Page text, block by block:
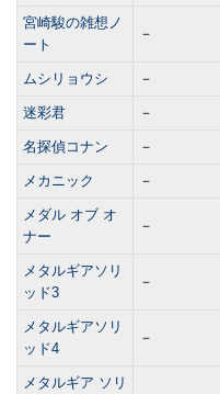
宮崎駿の雑想ノ
ート
－
ムシリョウシ －
迷彩君 －
名探偵コナン －
メカニック －
メダル オブ オ
ナー
－
メタルギアソリ
ッド3
－
メタルギアソリ
ッド4
－
メタルギア ソリ